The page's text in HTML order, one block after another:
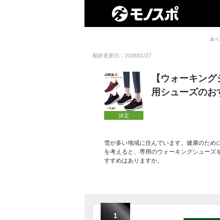
本
最終更新日：2026/01/27
決定
【ウォーキン
用シューズのお
雪が多い地域に住んでいます。健康のた
を考えると、専用のウォーキングシュー
すすめはありますか。
1